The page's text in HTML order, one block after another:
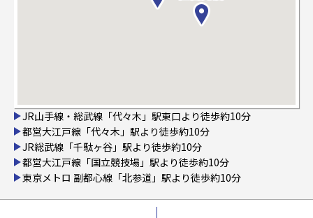
JR山手線・総武線「代々木」駅東口より徒歩約10分
都営大江戸線「代々木」駅より徒歩約10分
JR総武線「千駄ヶ谷」駅より徒歩約10分
都営大江戸線「国立競技場」駅より徒歩約10分
東京メトロ 副都心線「北参道」駅より徒歩約10分